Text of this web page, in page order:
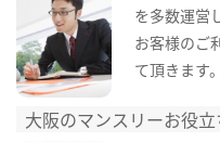
を多数運営
お客様のご
て頂きます。
大阪のマンスリーお役